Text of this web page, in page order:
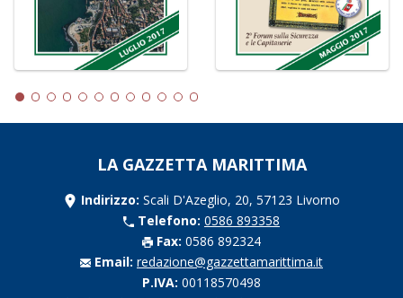
LA GAZZETTA MARITTIMA
Indirizzo: Scali D'Azeglio, 20, 57123 Livorno
Telefono: 0586 893358
Fax: 0586 892324
Email: redazione@gazzettamarittima.it
P.IVA: 00118570498